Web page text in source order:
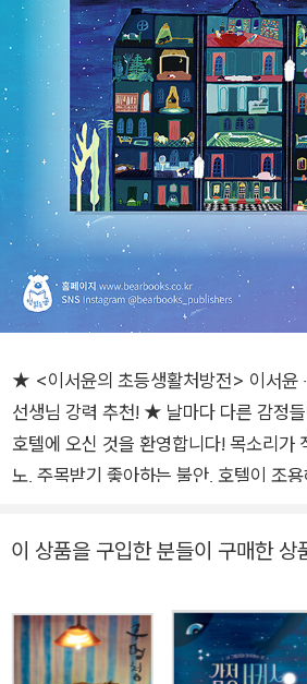
★ <이서윤의 초등생활처방전> 이서윤
선생님 강력 추천! ★ 날마다 다른 감정들이 머물다 가는 곳, 감정
호텔에 오신 것을 환영합니다! 목소리가 작은 슬픔, 시끄러운 분
노, 주목받기 좋아하는 불안, 호텔이 조
나요? 개요 감정 호텔에는 날마다 다양한 감정이 찾아온다. 감정
소리 지를 수 있도록 가장 큰 방을 내주
배인은 감정들이 잘 지내고 있는지 늘
이 상품을 구입한 분들이 구매한 상